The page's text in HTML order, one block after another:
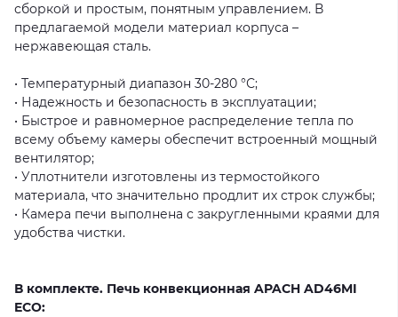
сборкой и простым, понятным управлением. В
предлагаемой модели материал корпуса –
нержавеющая сталь.
• Температурный диапазон 30-280 °С;
• Надежность и безопасность в эксплуатации;
• Быстрое и равномерное распределение тепла по
всему объему камеры обеспечит встроенный мощный
вентилятор;
• Уплотнители изготовлены из термостойкого
материала, что значительно продлит их строк службы;
• Камера печи выполнена с закругленными краями для
удобства чистки.
В комплекте. Печь конвекционная APACH AD46MI
ECO: